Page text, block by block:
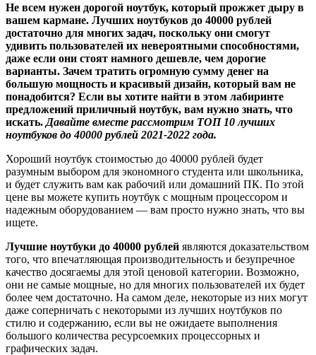
Не всем нужен дорогой ноутбук, который прожжет дыру в
вашем кармане. Лучших ноутбуков до 40000 рублей
достаточно для многих задач, поскольку они смогут
удивить пользователей их невероятными способностями,
даже если они стоят намного дешевле, чем дорогие
варианты. Зачем тратить огромную сумму денег на
большую мощность и красивый дизайн, который вам не
понадобится? Если вы хотите найти в этом лабиринте
предложений приличный ноутбук, вам нужно знать, что
искать. Давайте вместе рассмотрим ТОП 10 лучших
ноутбуков до 40000 рублей 2021-2022 года.
Хороший ноутбук стоимостью до 40000 рублей будет
разумным выбором для экономного студента или школьника,
и будет служить вам как рабочий или домашний ПК. По этой
цене вы можете купить ноутбук с мощным процессором и
надежным оборудованием — вам просто нужно знать, что вы
ищете.
Лучшие ноутбуки до 40000 рублей являются доказательством
того, что впечатляющая производительность и безупречное
качество досягаемы для этой ценовой категории. Возможно,
они не самые мощные, но для многих пользователей их будет
более чем достаточно. На самом деле, некоторые из них могут
даже соперничать с некоторыми из лучших ноутбуков по
стилю и содержанию, если вы не ожидаете выполнения
большого количества ресурсоемких процессорных и
графических задач.